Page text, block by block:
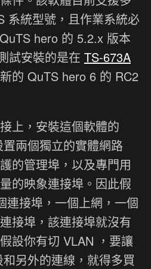
系統型號，且作業系統必
hero 的 5.2.x 版本
試安裝的是在 TS-673A
的 QuTS hero 6 的 RC2
上，安裝這個軟體的
兩個獨立的實體網路
的管理埠，以及專門用
的映象連接埠。因此假
連接埠，一個上網，一個
接埠，該連接埠就沒有
設你有切 VLAN ，要讓
另外的連線，就得多買